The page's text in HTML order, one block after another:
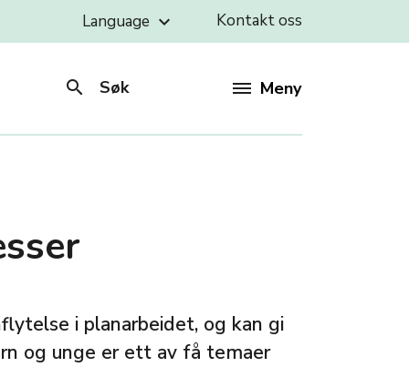
Language keyboard_arrow_down Kontakt oss
search Søk Meny
i planarbeidet, og kan gi
og unge er ett av få temaer